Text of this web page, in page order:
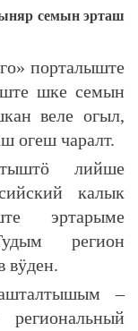
семын эрташ
порталыште
шке семын
веле огыл,
огеш чаралт.
лийше
калык
эртарыме
регион
вӱден.
–